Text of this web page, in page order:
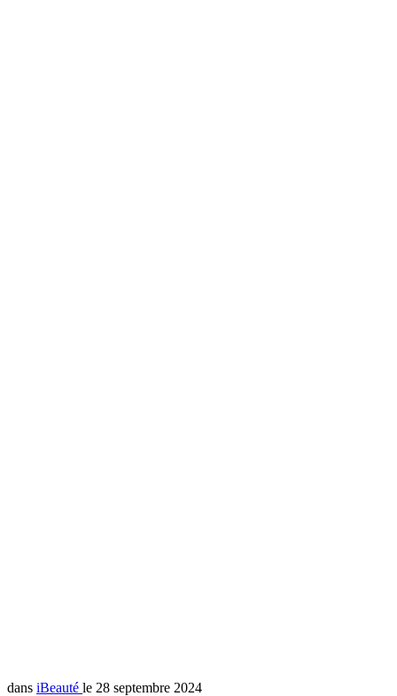
dans iBeauté le 28 septembre 2024